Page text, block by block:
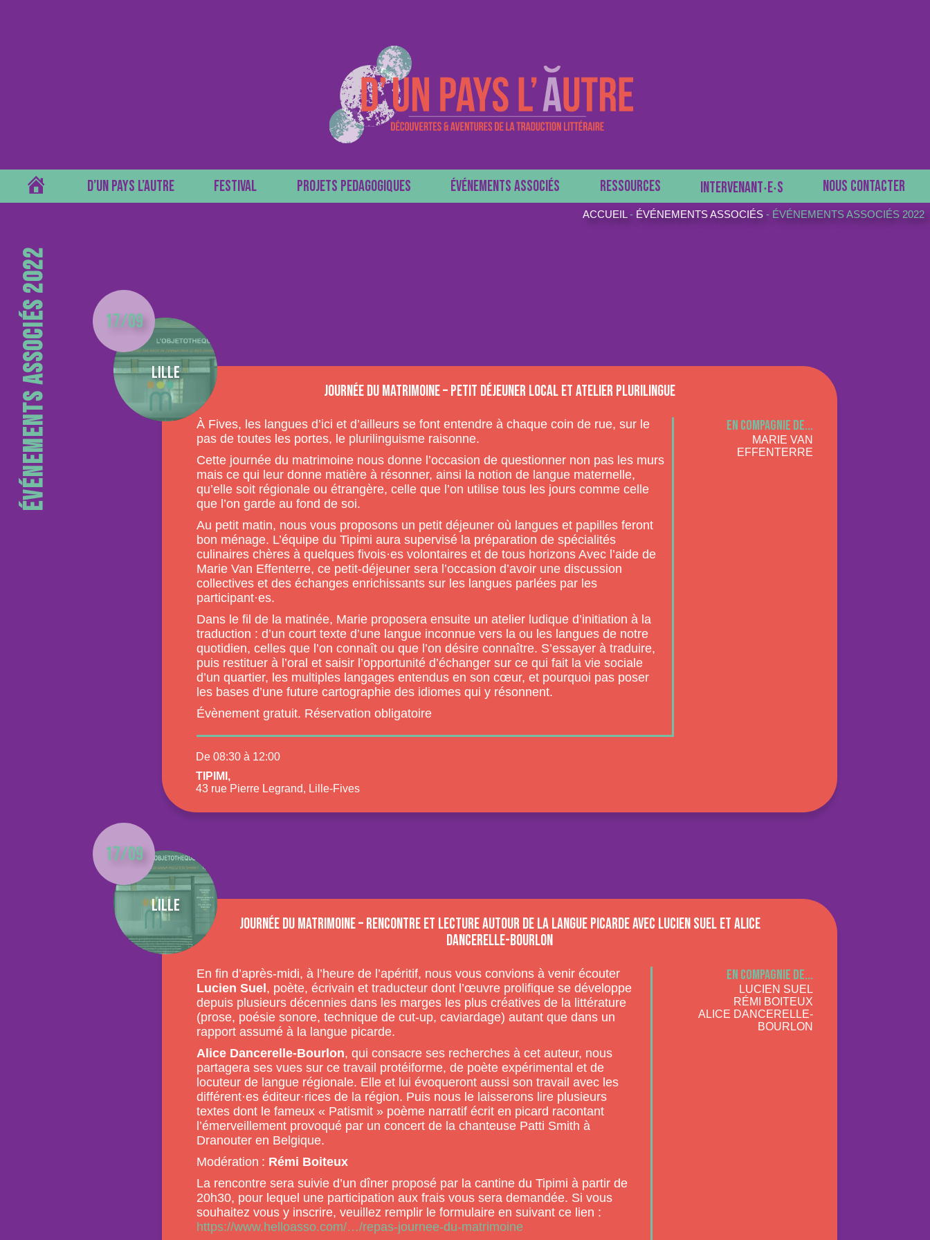
D’UN PAYS L’AUTRE FESTIVAL PROJETS PEDAGOGIQUES ÉVÉNEMENTS ASSOCIÉS RESSOURCES INTERVENANT‧E‧S NOUS CONTACTER
ACCUEIL- ÉVÉNEMENTS ASSOCIÉS - ÉVÉNEMENTS ASSOCIÉS 2022
Événements associés 2022 17/09
Lille
Journée du Matrimoine – Petit déjeuner local et atelier plurilingue
À Fives, les langues d’ici et d’ailleurs se font entendre à chaque coin de rue, sur le
pas de toutes les portes, le plurilinguisme raisonne.
Cette journée du matrimoine nous donne l’occasion de questionner non pas les murs
mais ce qui leur donne matière à résonner, ainsi la notion de langue maternelle,
qu’elle soit régionale ou étrangère, celle que l’on utilise tous les jours comme celle
que l’on garde au fond de soi.
Au petit matin, nous vous proposons un petit déjeuner où langues et papilles feront
bon ménage. L’équipe du Tipimi aura supervisé la préparation de spécialités
culinaires chères à quelques fivois·es volontaires et de tous horizons Avec l’aide de
Marie Van Effenterre, ce petit-déjeuner sera l’occasion d’avoir une discussion
collectives et des échanges enrichissants sur les langues parlées par les
participant·es.
Dans le fil de la matinée, Marie proposera ensuite un atelier ludique d’initiation à la
traduction : d’un court texte d’une langue inconnue vers la ou les langues de notre
quotidien, celles que l’on connaît ou que l’on désire connaître. S’essayer à traduire,
puis restituer à l’oral et saisir l’opportunité d’échanger sur ce qui fait la vie sociale
d’un quartier, les multiples langages entendus en son cœur, et pourquoi pas poser
les bases d’une future cartographie des idiomes qui y résonnent.
Évènement gratuit. Réservation obligatoire
En compagnie de...
MARIE VAN
EFFENTERRE
De 08:30 à 12:00
Tipimi,
43 rue Pierre Legrand, Lille-Fives
17/09
Lille
Journée du Matrimoine – Rencontre et lecture autour de la langue picarde avec Lucien Suel et Alice
Dancerelle-Bourlon
En fin d’après-midi, à l’heure de l’apéritif, nous vous convions à venir écouter
Lucien Suel , poète, écrivain et traducteur dont l’œuvre prolifique se développe
depuis plusieurs décennies dans les marges les plus créatives de la littérature
(prose, poésie sonore, technique de cut-up, caviardage) autant que dans un
rapport assumé à la langue picarde.
Alice Dancerelle-Bourlon, qui consacre ses recherches à cet auteur, nous
partagera ses vues sur ce travail protéiforme, de poète expérimental et de
locuteur de langue régionale. Elle et lui évoqueront aussi son travail avec les
différent·es éditeur·rices de la région. Puis nous le laisserons lire plusieurs
textes dont le fameux « Patismit » poème narratif écrit en picard racontant
l’émerveillement provoqué par un concert de la chanteuse Patti Smith à
Dranouter en Belgique.
Modération : Rémi Boiteux
La rencontre sera suivie d’un dîner proposé par la cantine du Tipimi à partir de
20h30, pour lequel une participation aux frais vous sera demandée. Si vous
souhaitez vous y inscrire, veuillez remplir le formulaire en suivant ce lien :
https://www.helloasso.com/…/repas-journee-du-matrimoine
En compagnie de...
LUCIEN SUEL
RÉMI BOITEUX
ALICE DANCERELLE-
BOURLON